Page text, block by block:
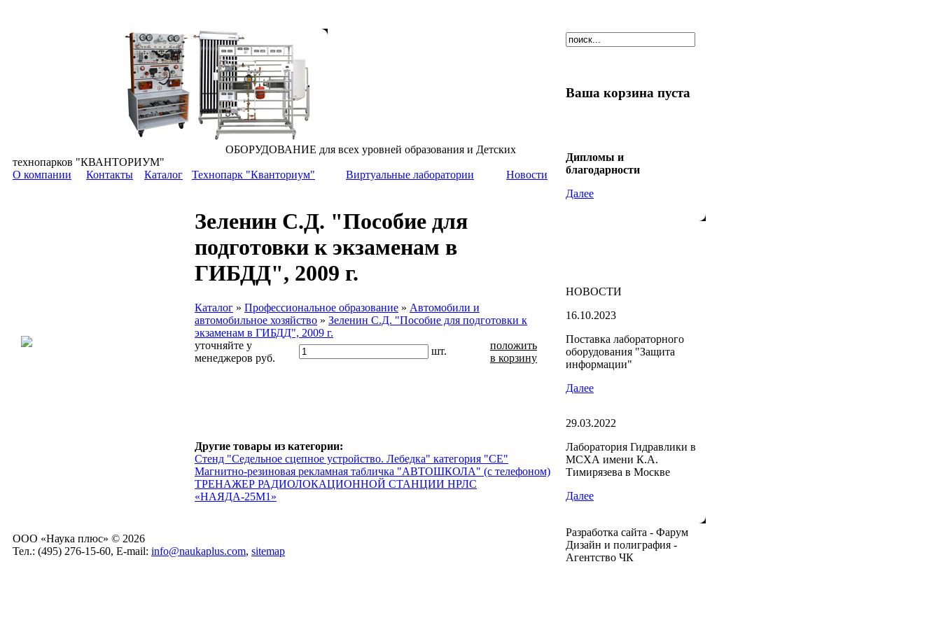
ОБОРУДОВАНИЕ для всех уровней образования и Детских
технопарков "КВАНТОРИУМ"
О компании
Контакты Каталог Технопарк "Кванториум" Виртуальные лаборатории Новости
Зеленин С.Д. "Пособие для
подготовки к экзаменам в
ГИБДД", 2009 г.
Каталог » Профессиональное образование » Автомобили и
автомобильное хозяйство » Зеленин С.Д. "Пособие для подготовки к
экзаменам в ГИБДД", 2009 г.
уточняйте у
менеджеров руб.
шт.
положить
в корзину
Другие товары из категории:
Стенд "Седельное сцепное устройство. Лебедка" категория "СЕ"
Магнитно-резиновая рекламная табличка "АВТОШКОЛА" (с телефоном)
ТРЕНАЖЕР РАДИОЛОКАЦИОННОЙ СТАНЦИИ НРЛС
«НАЯДА-25М1»
Ваша корзина пуста
Дипломы и
благодарности
Далее
НОВОСТИ
16.10.2023
Поставка лабораторного
оборудования "Защита
информации"
Далее
29.03.2022
Лаборатория Гидравлики в
МСХА имени К.А.
Тимирязева в Москве
Далее
ООО «Наука плюс» © 2026
Тел.: (495) 276-15-60, E-mail: info@naukaplus.com, sitemap
Разработка сайта - Фарум
Дизайн и полиграфия -
Агентство ЧК